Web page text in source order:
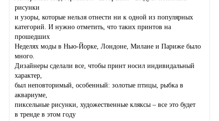
рисунки
и узоры, которые нельзя отнести ни к одной из популярных
категорий. И нужно отметить, что таких принтов на
прошедших
Неделях моды в Нью-Йорке, Лондоне, Милане и Париже было
много.
Дизайнеры сделали все, чтобы принт носил индивидальный
характер,
был неповторимый, особенный: золотые птицы, рыбка в
аквариуме,
пиксельные рисунки, художественные кляксы – все это будет
в тренде в этом году